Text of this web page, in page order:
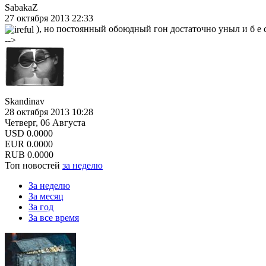
SabakaZ
27 октября 2013 22:33
), но постоянный обоюдный гон достаточно уныл и б е
-->
Skandinav
28 октября 2013 10:28
Четверг, 06 Августа
USD 0.0000
EUR 0.0000
RUB 0.0000
Топ новостей за неделю
За неделю
За месяц
За год
За все время